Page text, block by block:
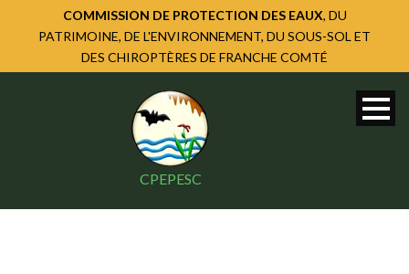
COMMISSION DE PROTECTION DES EAUX, DU
PATRIMOINE, DE L'ENVIRONNEMENT, DU SOUS-SOL ET
DES CHIROPTÈRES DE FRANCHE COMTÉ
CPEPESC